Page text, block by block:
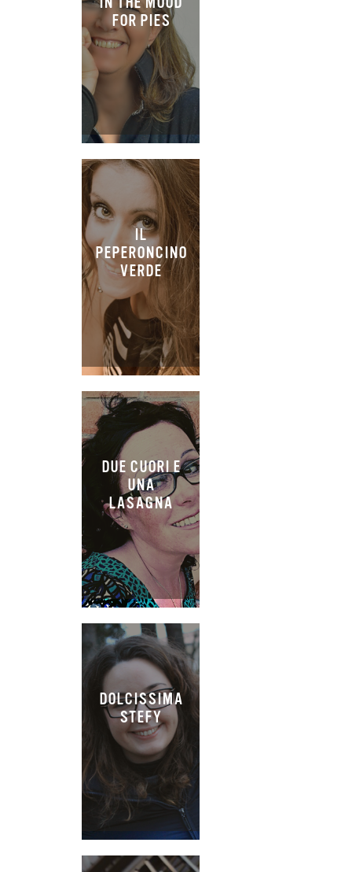
FOR PIES
IL
PEPERONCINO
VERDE
DUE CUORI E
UNA
LASAGNA
DOLCISSIMA
STEFY